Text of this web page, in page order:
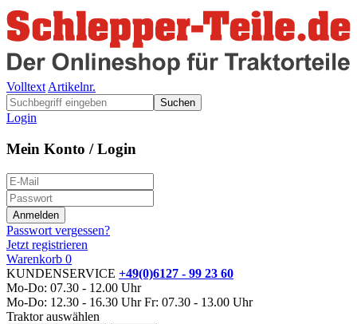
Volltext Artikelnr.
Suchen
Login
Mein Konto / Login
Passwort vergessen?
Jetzt registrieren
Warenkorb 0
KUNDENSERVICE +49(0)6127 - 99 23 60
Mo-Do: 07.30 - 12.00 Uhr
Mo-Do: 12.30 - 16.30 Uhr Fr: 07.30 - 13.00 Uhr
Traktor auswählen